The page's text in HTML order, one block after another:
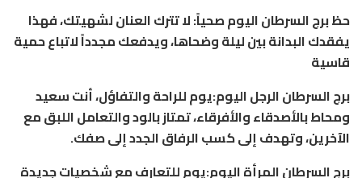
حظ برج السرطان اليوم صحياً: لا تترك العنان لشهيتك، فهذا
يفقدك البدانة بين ليلة وضحاها، ويدفعك مجدداً لاتباع حمية
قاسية
برج السرطان الرجل اليوم:يوم للراحة والتفاؤل، أنت سعيد
ومحاط بالأصدقاء والأفرقاء، تمتاز بالود والتعامل اللبق مع
الآخرين، وتهدف إلى كسب الرفاق الجدد إلى صفك.
برج السرطان المرأة اليوم:يوم للتعارف مع شخصيات جديدة